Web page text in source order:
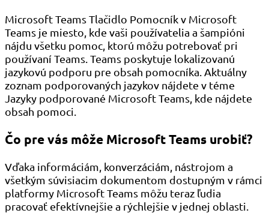
Microsoft Teams Tlačidlo Pomocník v Microsoft
Teams je miesto, kde vaši používatelia a šampióni
nájdu všetku pomoc, ktorú môžu potrebovať pri
používaní Teams. Teams poskytuje lokalizovanú
jazykovú podporu pre obsah pomocníka. Aktuálny
zoznam podporovaných jazykov nájdete v téme
Jazyky podporované Microsoft Teams, kde nájdete
obsah pomoci.
Čo pre vás môže Microsoft Teams urobiť?
Vďaka informáciám, konverzáciám, nástrojom a
všetkým súvisiacim dokumentom dostupným v rámci
platformy Microsoft Teams môžu teraz ľudia
pracovať efektívnejšie a rýchlejšie v jednej oblasti.